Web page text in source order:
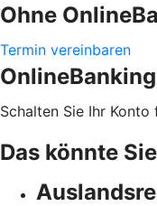
Ohne
Termin vereinbaren
Schalten Sie Ihr
Das könnte